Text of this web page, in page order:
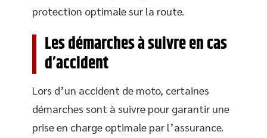
protection optimale sur la route.
Les démarches à suivre en cas
d’accident
Lors d’un accident de moto, certaines
démarches sont à suivre pour garantir une
prise en charge optimale par l’assurance.